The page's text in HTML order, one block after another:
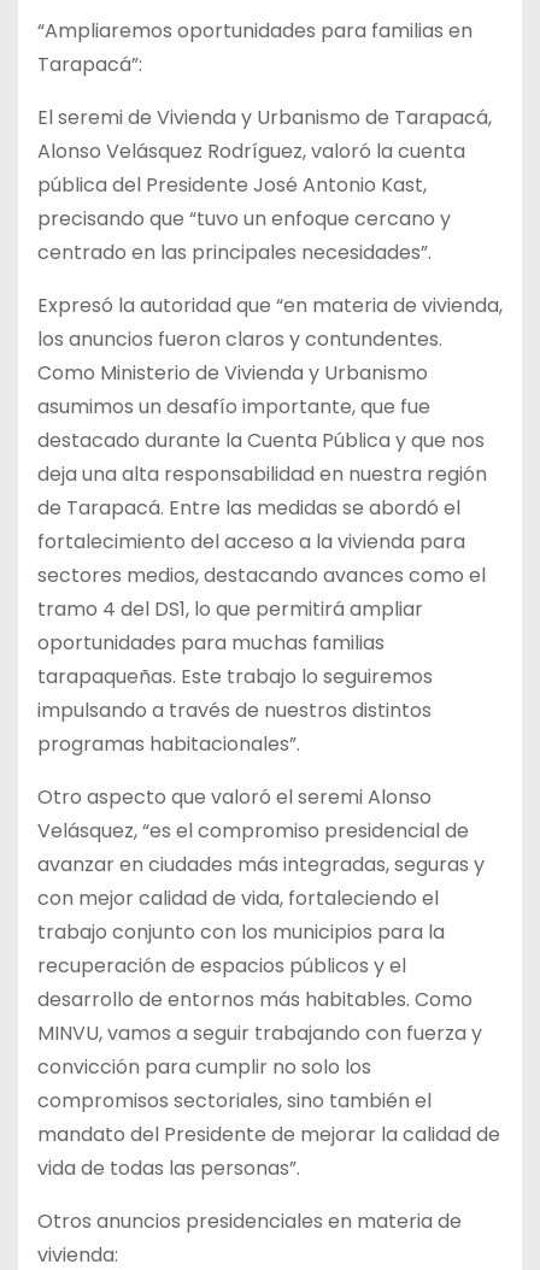
“Ampliaremos oportunidades para familias en
Tarapacá”:
El seremi de Vivienda y Urbanismo de Tarapacá,
Alonso Velásquez Rodríguez, valoró la cuenta
pública del Presidente José Antonio Kast,
precisando que “tuvo un enfoque cercano y
centrado en las principales necesidades”.
Expresó la autoridad que “en materia de vivienda,
los anuncios fueron claros y contundentes.
Como Ministerio de Vivienda y Urbanismo
asumimos un desafío importante, que fue
destacado durante la Cuenta Pública y que nos
deja una alta responsabilidad en nuestra región
de Tarapacá. Entre las medidas se abordó el
fortalecimiento del acceso a la vivienda para
sectores medios, destacando avances como el
tramo 4 del DS1, lo que permitirá ampliar
oportunidades para muchas familias
tarapaqueñas. Este trabajo lo seguiremos
impulsando a través de nuestros distintos
programas habitacionales”.
Otro aspecto que valoró el seremi Alonso
Velásquez, “es el compromiso presidencial de
avanzar en ciudades más integradas, seguras y
con mejor calidad de vida, fortaleciendo el
trabajo conjunto con los municipios para la
recuperación de espacios públicos y el
desarrollo de entornos más habitables. Como
MINVU, vamos a seguir trabajando con fuerza y
convicción para cumplir no solo los
compromisos sectoriales, sino también el
mandato del Presidente de mejorar la calidad de
vida de todas las personas”.
Otros anuncios presidenciales en materia de
vivienda: